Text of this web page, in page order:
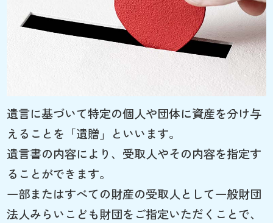
遺言に基づいて特定の個人や団体に資産を分け与
えることを「遺贈」といいます。
遺言書の内容により、受取人やその内容を指定す
ることができます。
一部またはすべての財産の受取人として一般財団
法人みらいこども財団をご指定いただくことで、